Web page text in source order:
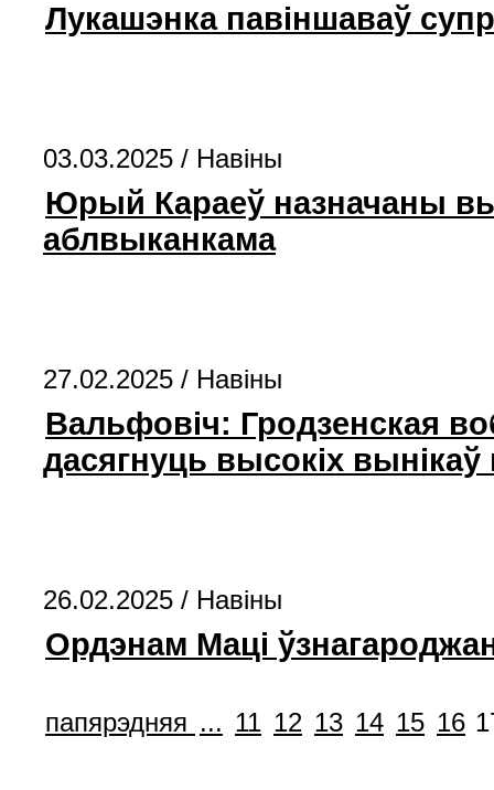
Лукашэнка павіншаваў
03.03.2025 / Навіны
Юрый Караеў назначаны
аблвыканкама
27.02.2025 / Навіны
Вальфовіч: Гродзенская
дасягнуць высокіх вынікаў
26.02.2025 / Навіны
Ордэнам Маці
папярэдняя ... 11 12 13 14 15 16